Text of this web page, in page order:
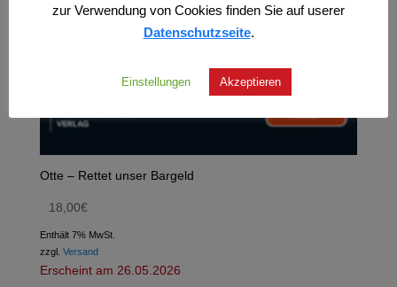
Otte – Rettet unser Bargeld
18,00€
Enthält 7% MwSt.
zzgl. Versand
Erscheint am 26.05.2026
zur Verwendung von Cookies finden Sie auf userer
Datenschutzseite.
Einstellungen Akzeptieren